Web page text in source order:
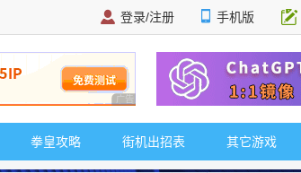
登录/注册 手机版
广告 商业广告，理性选择
拳皇攻略 街机出招表 其它游戏